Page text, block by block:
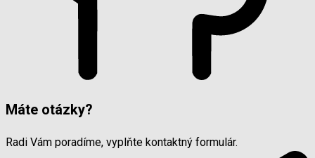
Máte otázky?
Radi Vám poradíme, vyplňte kontaktný formulár.